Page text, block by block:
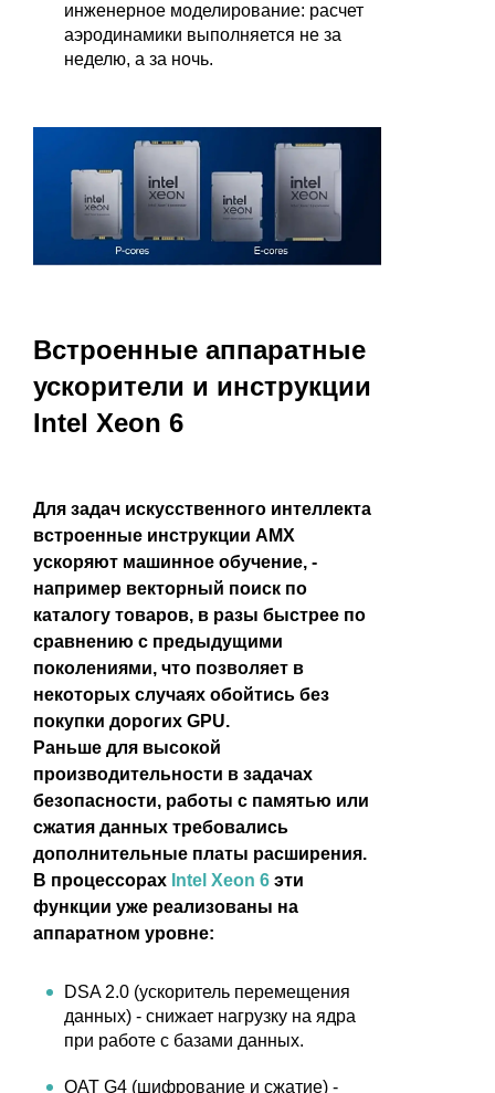
инженерное моделирование: расчет
аэродинамики выполняется не за
неделю, а за ночь.
Встроенные аппаратные
ускорители и инструкции
Intel Xeon 6
Для задач искусственного интеллекта
встроенные инструкции AMX
ускоряют машинное обучение, -
например векторный поиск по
каталогу товаров, в разы быстрее по
сравнению с предыдущими
поколениями, что позволяет в
некоторых случаях обойтись без
покупки дорогих GPU.
Раньше для высокой
производительности в задачах
безопасности, работы с памятью или
сжатия данных требовались
дополнительные платы расширения.
В процессорах Intel Xeon 6 эти
функции уже реализованы на
аппаратном уровне:
DSA 2.0 (ускоритель перемещения
данных) - снижает нагрузку на ядра
при работе с базами данных.
QAT G4 (шифрование и сжатие) -